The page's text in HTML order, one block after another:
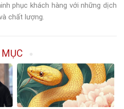
phục khách hàng với những dịch
chất lượng.